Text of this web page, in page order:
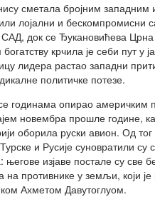
сметала бројним западним
лојални и бескомпромисни
док се Ђукановићева
крчила је себи пут у
лидера растао западни
политичке потезе.
годинама опирао америчким
новембра прошле године,
оборила руски авион. Од
и Русије суновратили су
изјаве постале су све
на противнике у земљи, који
Ахметом Давутоглуом.